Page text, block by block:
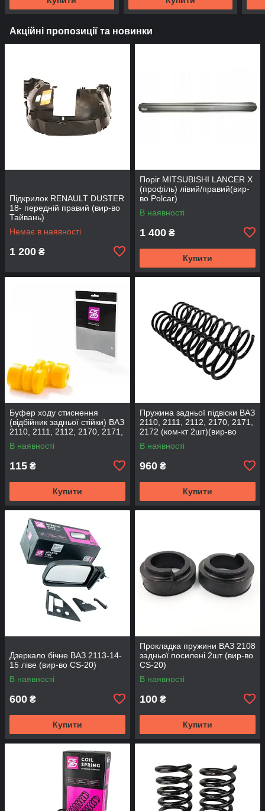
Акційні пропозиції та новинки
Підкрилок RENAULT DUSTER
18- передній правий (вир-во
Тайвань)
Немає в наявності
1 200 ₴
Поріг MITSUBISHI LANCER Х
(профіль) лівий/правий(вир-
во Polcar)
В наявності
1 400 ₴
Купити
Буфер ходу стиснення
(відбійник задньої стійки) ВАЗ
2110, 2111, 2112, 2170, 2171,
2172 (2шт) (вир-во CS-20
В наявності
115 ₴
Купити
Пружина задньої підвіски ВАЗ
2110, 2111, 2112, 2170, 2171,
2172 (ком-кт 2шт)(вир-во
SKADI)
В наявності
960 ₴
Купити
Дзеркало бічне ВАЗ 2113-14-
15 ліве (вир-во CS-20)
В наявності
600 ₴
Купити
Прокладка пружини ВАЗ 2108
задньої посилені 2шт (вир-во
CS-20)
В наявності
100 ₴
Купити